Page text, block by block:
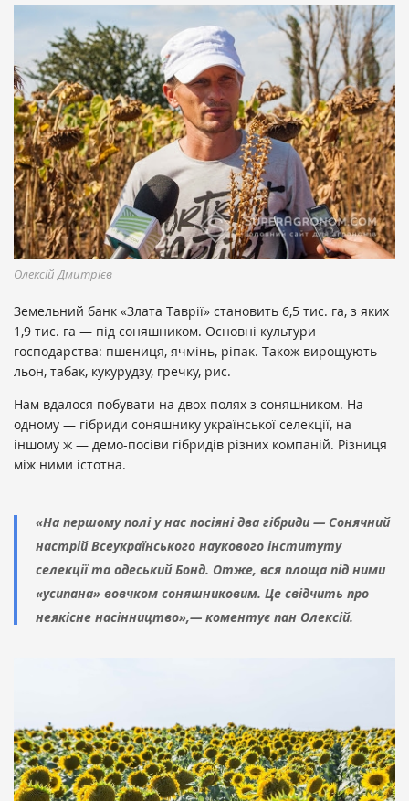
Олексій Дмитрієв
Земельний банк «Злата Таврії» становить 6,5 тис. га, з яких
1,9 тис. га — під соняшником. Основні культури
господарства: пшениця, ячмінь, ріпак. Також вирощують
льон, табак, кукурудзу, гречку, рис.
Нам вдалося побувати на двох полях з соняшником. На
одному — гібриди соняшнику української селекції, на
іншому ж — демо-посіви гібридів різних компаній. Різниця
між ними істотна.
«На першому полі у нас посіяні два гібриди — Сонячний
настрій Всеукраїнського наукового інституту
селекції та одеський Бонд. Отже, вся площа під ними
«усипана» вовчком соняшниковим. Це свідчить про
неякісне насінництво»,— коментує пан Олексій.